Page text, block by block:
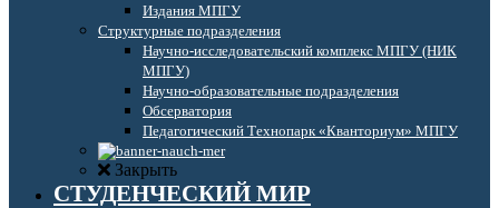
Издания МПГУ
Структурные подразделения
Научно-исследовательский комплекс МПГУ (НИК
МПГУ)
Научно-образовательные подразделения
Обсерватория
Педагогический Технопарк «Кванториум» МПГУ
Закрыть
СТУДЕНЧЕСКИЙ МИР